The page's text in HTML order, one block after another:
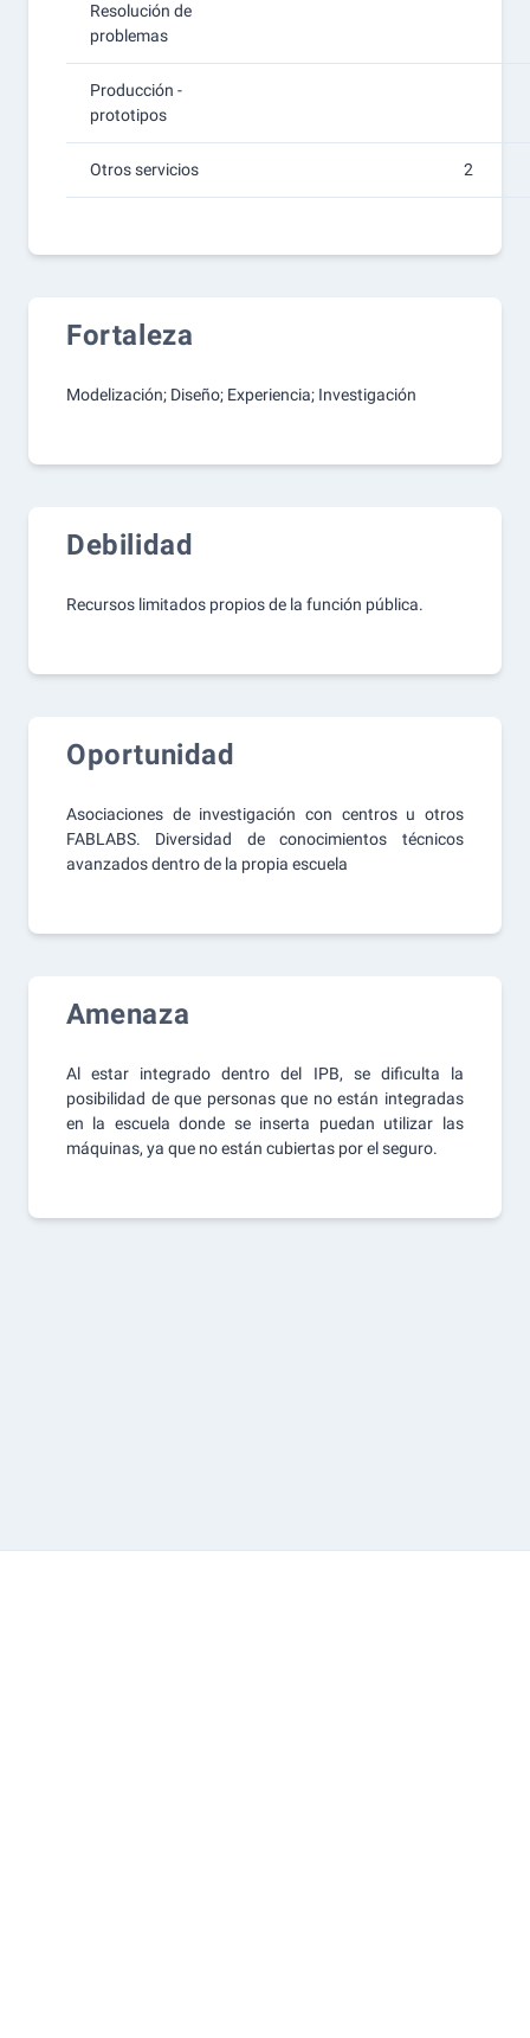
Resolución de
problemas
Producción -
prototipos
Otros servicios 2
Fortaleza
Modelización; Diseño; Experiencia; Investigación
Debilidad
Recursos limitados propios de la función pública.
Oportunidad
Asociaciones de investigación con centros u otros
FABLABS. Diversidad de conocimientos técnicos
avanzados dentro de la propia escuela
Amenaza
Al estar integrado dentro del IPB, se dificulta la
posibilidad de que personas que no están integradas
en la escuela donde se inserta puedan utilizar las
máquinas, ya que no están cubiertas por el seguro.